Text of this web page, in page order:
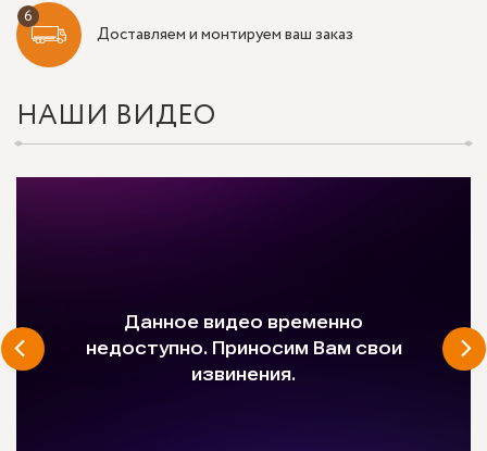
Доставляем и монтируем ваш заказ
НАШИ ВИДЕО